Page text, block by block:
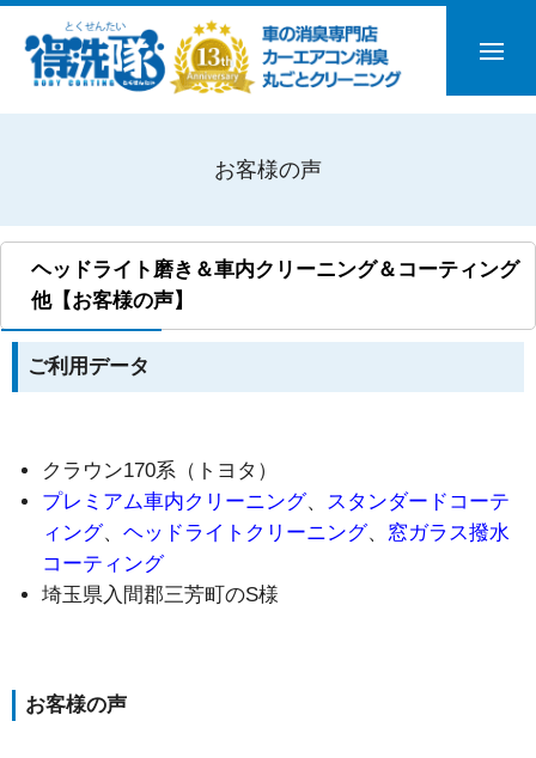
お客様の声
ヘッドライト磨き＆車内クリーニング＆コーティング
他【お客様の声】
ご利用データ
クラウン170系（トヨタ）
プレミアム車内クリーニング、
スタンダードコーテ
ィング、 ヘッドライトクリーニング、 窓ガラス撥水
コーティング
埼玉県入間郡三芳町のS様
お客様の声